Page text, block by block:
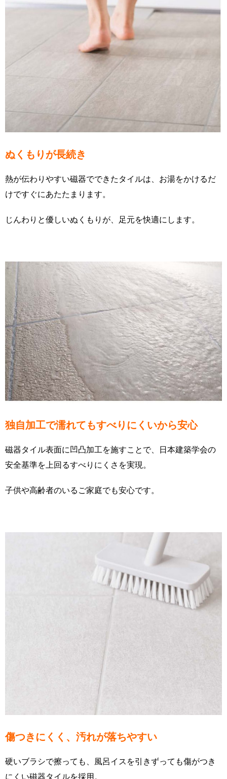
ぬくもりが長続き
熱が伝わりやすい磁器でできたタイルは、お湯をかけるだ
けですぐにあたたまります。
じんわりと優しいぬくもりが、足元を快適にします。
独自加工で濡れてもすべりにくいから安心
磁器タイル表面に凹凸加工を施すことで、日本建築学会の
安全基準を上回るすべりにくさを実現。
子供や高齢者のいるご家庭でも安心です。
傷つきにくく、汚れが落ちやすい
硬いブラシで擦っても、風呂イスを引きずっても傷がつき
にくい磁器タイルを採用。